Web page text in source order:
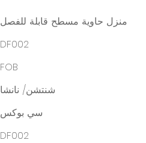
منزل حاوية مسطح قابلة للفصل
DF002
FOB
شنتشن/ نانشا
سي بوكس
DF002